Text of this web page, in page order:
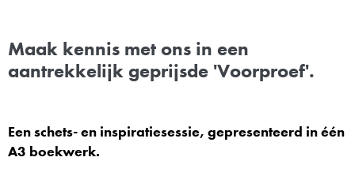
Maak kennis met ons in een
aantrekkelijk geprijsde 'Voorproef'.
Een schets- en inspiratiesessie, gepresenteerd in één
A3 boekwerk.